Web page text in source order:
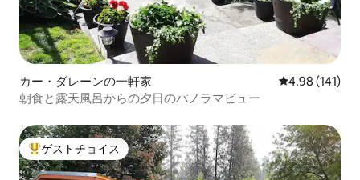
カー・ダレーンの一軒家 レビュー141
4.98 (141)
朝食と露天風呂からの夕日のパノラマビュー
大好評のゲストチョイスです。
ゲストチョイス